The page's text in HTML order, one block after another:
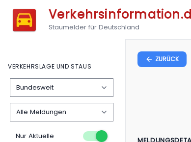
Staumelder für Deutschland
VERKEHRSLAGE UND STAUS
Nur Aktuelle
ZURÜCK